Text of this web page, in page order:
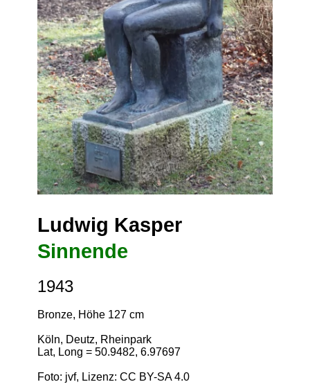
Ludwig Kasper
Sinnende
1943
Bronze, Höhe 127 cm
Köln, Deutz, Rheinpark
Lat, Long = 50.9482, 6.97697
Foto: jvf, Lizenz: CC BY-SA 4.0